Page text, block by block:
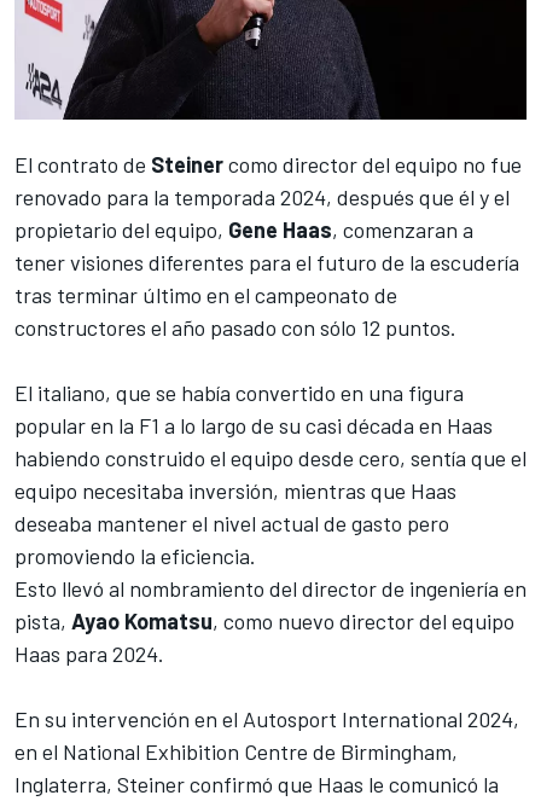
El contrato de Steinercomo director del equipo no fue
renovado para la temporada 2024, después que él y el
propietario del equipo, Gene Haas, comenzaran a
tener visiones diferentes para el futuro de la escudería
tras terminar último en el campeonato de
constructores el año pasado con sólo 12 puntos.
El italiano, que se había convertido en una figura
popular en la F1 a lo largo de su casi década en Haas
habiendo construido el equipo desde cero, sentía que el
equipo necesitaba inversión, mientras que Haas
deseaba mantener el nivel actual de gasto pero
promoviendo la eficiencia.
Esto llevó al nombramiento del director de ingeniería en
pista, Ayao Komatsu, como nuevo director del equipo
Haas para 2024.
En su intervención en el Autosport International 2024,
en el National Exhibition Centre de Birmingham,
Inglaterra, Steiner confirmó que Haas le comunicó la